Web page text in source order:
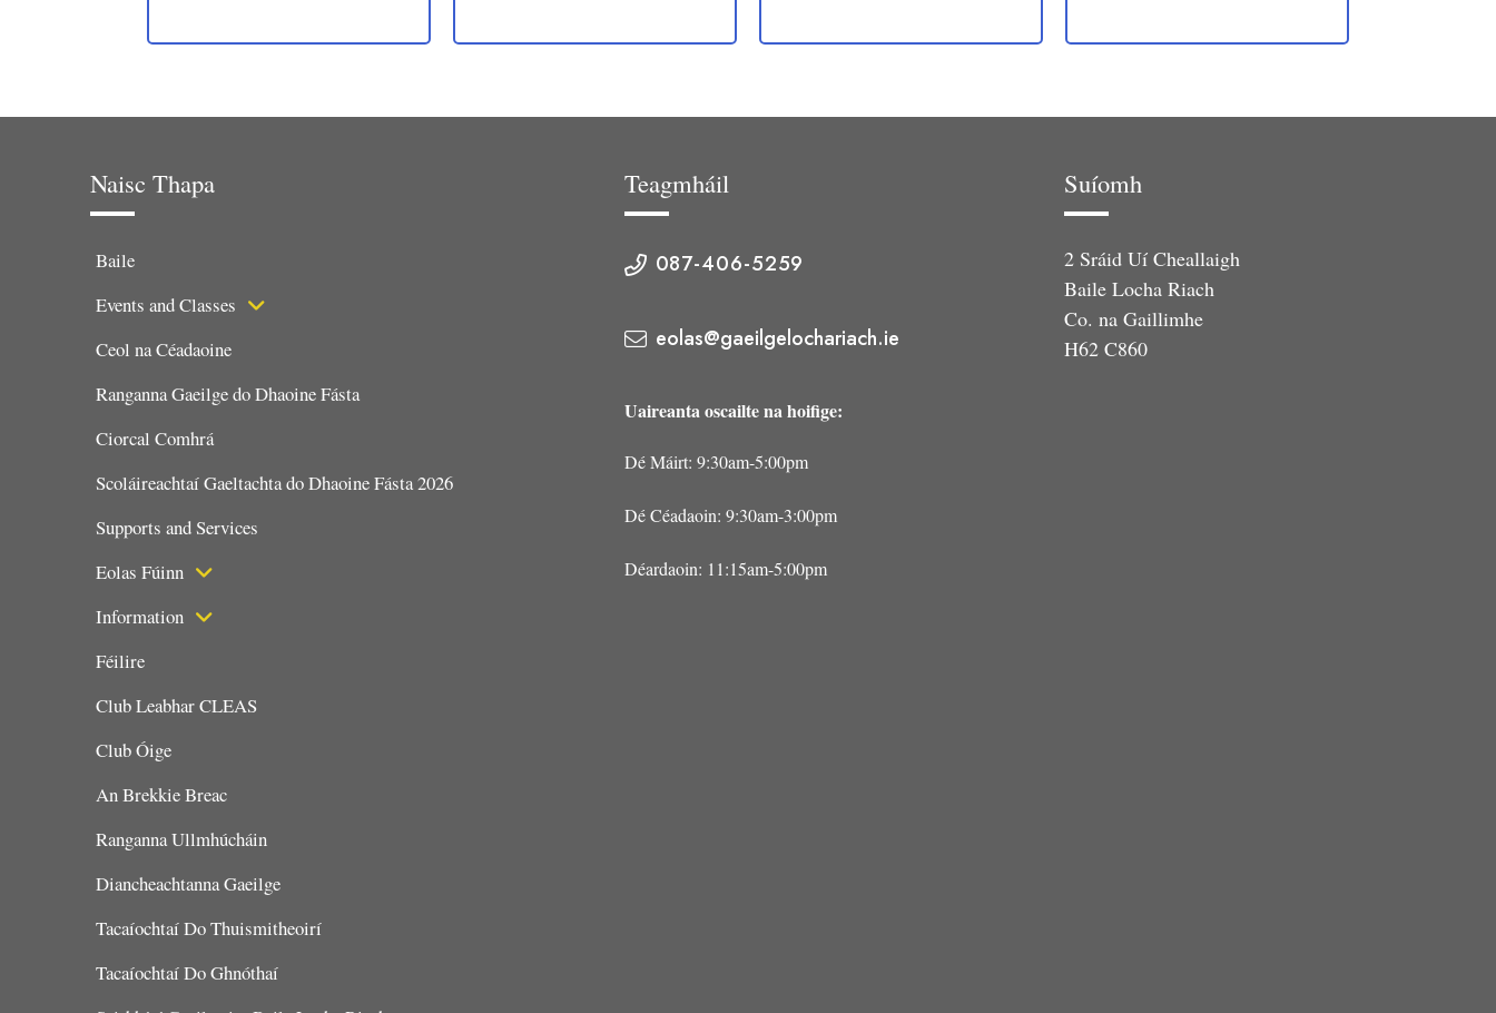
Naisc Thapa
Baile
Events and Classes
Ceol na Céadaoine
Ranganna Gaeilge do Dhaoine Fásta
Ciorcal Comhrá
Scoláireachtaí Gaeltachta do Dhaoine Fásta 2026
Supports and Services
Eolas Fúinn
Information
Féilire
Club Leabhar CLEAS
Club Óige
An Brekkie Breac
Ranganna Ullmhúcháin
Diancheachtanna Gaeilge
Tacaíochtaí Do Thuismitheoirí
Tacaíochtaí Do Ghnóthaí
Teagmháil
087-406-5259
eolas@gaeilgelochariach.ie
Uaireanta oscailte na hoifige:
Dé Máirt: 9:30am-5:00pm
Dé Céadaoin: 9:30am-3:00pm
Déardaoin: 11:15am-5:00pm
Suíomh
2 Sráid Uí Cheallaigh
Baile Locha Riach
Co. na Gaillimhe
H62 C860